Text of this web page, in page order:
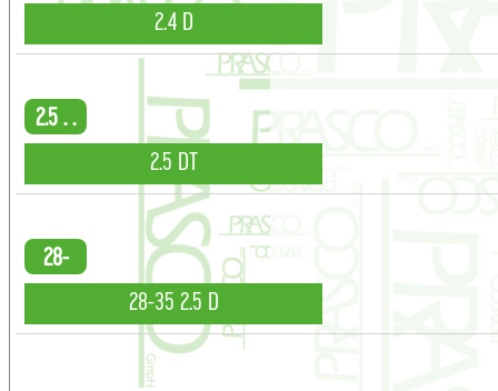
2.4 D
2.5 . .
2.5 DT
28-
35 . .
28-35 2.5 D